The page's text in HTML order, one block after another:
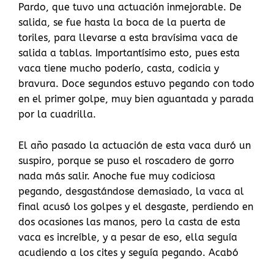
Pardo, que tuvo una actuación inmejorable. De
salida, se fue hasta la boca de la puerta de
toriles, para llevarse a esta bravísima vaca de
salida a tablas. Importantísimo esto, pues esta
vaca tiene mucho poderío, casta, codicia y
bravura. Doce segundos estuvo pegando con todo
en el primer golpe, muy bien aguantada y parada
por la cuadrilla.
El año pasado la actuación de esta vaca duró un
suspiro, porque se puso el roscadero de gorro
nada más salir. Anoche fue muy codiciosa
pegando, desgastándose demasiado, la vaca al
final acusó los golpes y el desgaste, perdiendo en
dos ocasiones las manos, pero la casta de esta
vaca es increíble, y a pesar de eso, ella seguía
acudiendo a los cites y seguía pegando. Acabó